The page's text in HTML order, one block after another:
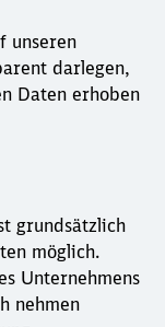
unseren
darlegen,
Daten erhoben
grundsätzlich
möglich.
Unternehmens
nehmen